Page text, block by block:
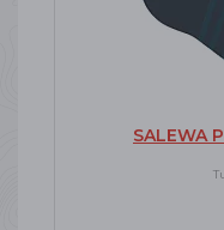
SALEWA